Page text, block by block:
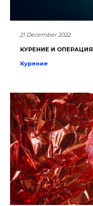
21 December 2022
КУРЕНИЕ И ОПЕРАЦИЯ
Курение